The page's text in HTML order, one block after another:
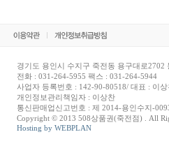
경기도 용인시 수지구 죽전동 용구대로2702
전화 : 031-264-5955 팩스 : 031-264-5944
사업자 등록번호 : 142-90-80518/ 대표 : 이상
개인정보관리책임자 : 이상찬
통신판매업신고번호 : 제 2014-용인수지-
Copyright © 2013 508상품권(죽전점) . All
Hosting by WEBPLAN